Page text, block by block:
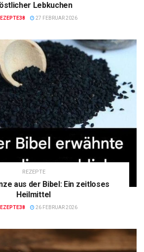
Lebkuchen
27 FEBRUAR 2026
REZEPTE
aus der Bibel: Ein zeitloses
Heilmittel
26 FEBRUAR 2026